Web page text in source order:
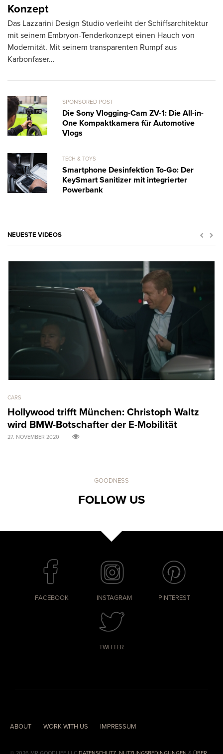
Konzept
Das Lazzarini Design Studio verleiht der Schiffsarchitektur
mit seinem Embryon-Tenderkonzept einen Hauch von
Modernität. Mit seinem transparenten Rumpf aus
Karbonfaser…
SPONSORED POST
Die Sony Vlogging-Cam ZV-1: Die All-in-
One Kompaktkamera für Automotive
Vlogs
TECH & TOYS
Smartphone Desinfektion To-Go: Der
KeySmart Sanitizer mit integrierter
Powerbank
NEUESTE VIDEOS
CARS
Hollywood trifft München: Christoph Waltz
wird BMW-Botschafter der E-Mobilität
27. NOVEMBER 2020
GOODNESS
FOLLOW US
FACEBOOK INSTAGRAM PINTEREST
TWITTER
ABOUT WORK WITH US IMPRESSUM